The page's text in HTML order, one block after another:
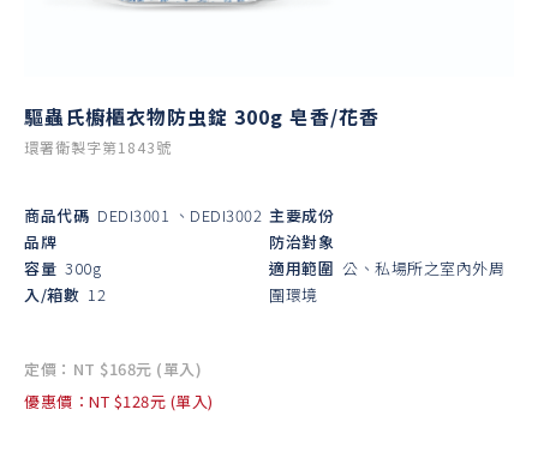
驅蟲氏櫥櫃衣物防虫錠 300g 皂香/花香
環署衛製字第1843號
商品代碼 DEDI3001 、DEDI3002
品牌
容量 300g
入/箱數 12
主要成份
防治對象
適用範圍 公、私場所之室內外周
圍環境
定價：NT $168元 (單入)
優惠價：NT $128元 (單入)